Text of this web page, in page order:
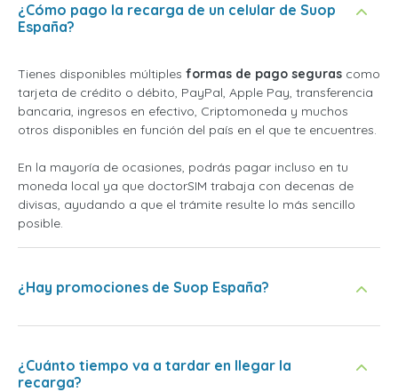
¿Cómo pago la recarga de un celular de Suop
España?
Tienes disponibles múltiples formas de pago seguras como
tarjeta de crédito o débito, PayPal, Apple Pay, transferencia
bancaria, ingresos en efectivo, Criptomoneda y muchos
otros disponibles en función del país en el que te encuentres.
En la mayoría de ocasiones, podrás pagar incluso en tu
moneda local ya que doctorSIM trabaja con decenas de
divisas, ayudando a que el trámite resulte lo más sencillo
posible.
¿Hay promociones de Suop España?
¿Cuánto tiempo va a tardar en llegar la
recarga?